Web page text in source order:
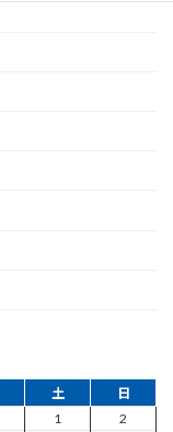
土
日
1
2